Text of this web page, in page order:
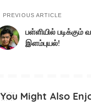
PREVIOUS ARTICLE
பள்ளியில்
இளம்புயல்!
You Might Also